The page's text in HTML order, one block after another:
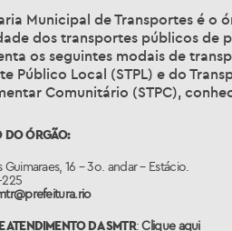
Municipal de Transportes é o
dos transportes públicos de
os seguintes modais de
Público Local (STPL) e do
Comunitário (STPC),
DO ÓRGÃO:
Guimaraes, 16 – 3o. andar – Estácio.
225
ATENDIMENTO DA SMTR:Clique aqui